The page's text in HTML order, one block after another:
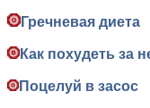
Гречневая диета
Как похудеть за
Поцелуй в засос